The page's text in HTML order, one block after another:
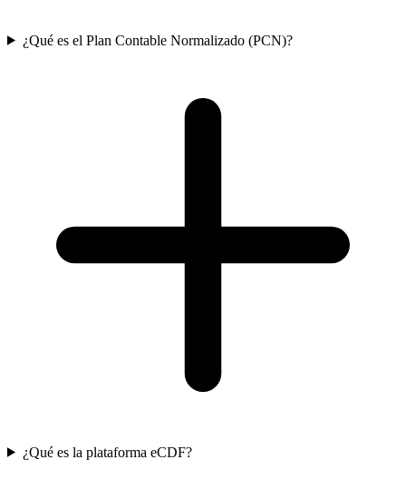
¿Qué es el Plan Contable Normalizado (PCN)?
¿Qué es la plataforma eCDF?